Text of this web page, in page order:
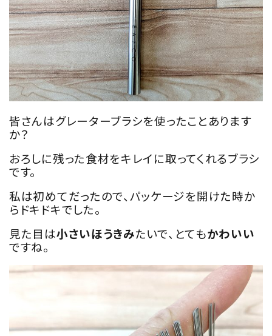
皆さんはグレーターブラシを使ったことあります
か？
おろしに残った食材をキレイに取ってくれるブラシ
です。
私は初めてだったので、パッケージを開けた時か
らドキドキでした。
見た目は小さいほうきみたいで、とてもかわいい
ですね。